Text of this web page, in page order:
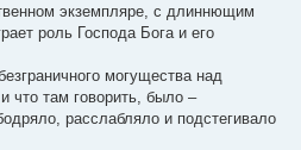
экземпляре, с длиннющим
роль Господа Бога и его
могущества над
что там говорить, было –
расслабляло и подстегивало